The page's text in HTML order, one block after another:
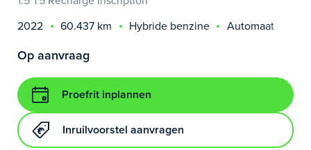
2022
60.437 km Hybride benzine Automaat
Op aanvraag
Proefrit inplannen
Inruilvoorstel aanvragen